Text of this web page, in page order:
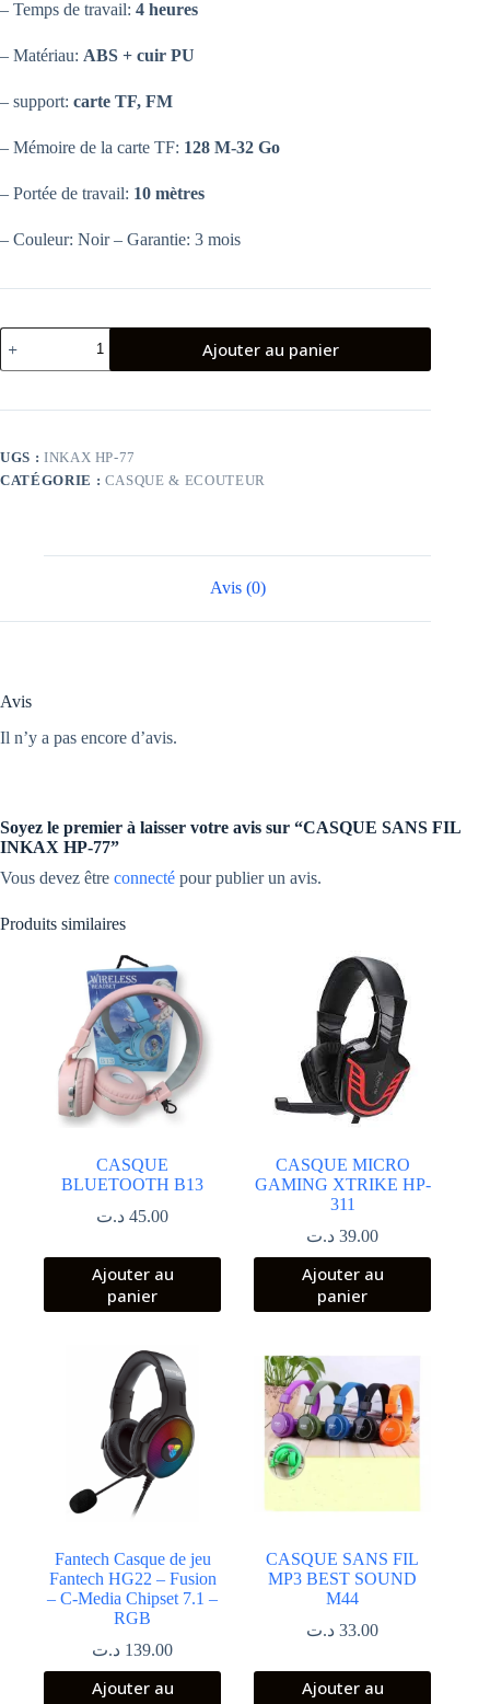
– Temps de travail: 4 heures
– Matériau: ABS + cuir PU
– support: carte TF, FM
– Mémoire de la carte TF: 128 M-32 Go
– Portée de travail: 10 mètres
– Couleur: Noir – Garantie: 3 mois
quantité
de
CASQUE
FIL
77
Ajouter au panier
UGS : INKAX HP-77
CATÉGORIE : CASQUE & ECOUTEUR
Avis (0)
Avis
Il n’y a pas encore d’avis.
Soyez le premier à laisser votre avis sur “CASQUE SANS FIL
INKAX HP-77”
Vous devez être connecté pour publier un avis.
Produits similaires
CASQUE
BLUETOOTH B13
45.00 د.ت
Ajouter au
panier
CASQUE MICRO
GAMING XTRIKE HP-
311
39.00 د.ت
Ajouter au
panier
Fantech Casque de jeu
Fantech HG22 – Fusion
– C-Media Chipset 7.1 –
RGB
139.00 د.ت
Ajouter au
CASQUE SANS FIL
MP3 BEST SOUND
M44
33.00 د.ت
Ajouter au